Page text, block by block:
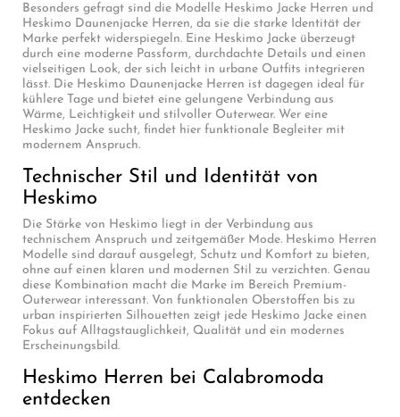
Besonders gefragt sind die Modelle Heskimo Jacke Herren und
Heskimo Daunenjacke Herren, da sie die starke Identität der
Marke perfekt widerspiegeln. Eine Heskimo Jacke überzeugt
durch eine moderne Passform, durchdachte Details und einen
vielseitigen Look, der sich leicht in urbane Outfits integrieren
lässt. Die Heskimo Daunenjacke Herren ist dagegen ideal für
kühlere Tage und bietet eine gelungene Verbindung aus
Wärme, Leichtigkeit und stilvoller Outerwear. Wer eine
Heskimo Jacke sucht, findet hier funktionale Begleiter mit
modernem Anspruch.
Technischer Stil und Identität von
Heskimo
Die Stärke von Heskimo liegt in der Verbindung aus
technischem Anspruch und zeitgemäßer Mode. Heskimo Herren
Modelle sind darauf ausgelegt, Schutz und Komfort zu bieten,
ohne auf einen klaren und modernen Stil zu verzichten. Genau
diese Kombination macht die Marke im Bereich Premium-
Outerwear interessant. Von funktionalen Oberstoffen bis zu
urban inspirierten Silhouetten zeigt jede Heskimo Jacke einen
Fokus auf Alltagstauglichkeit, Qualität und ein modernes
Erscheinungsbild.
Heskimo Herren bei Calabromoda
entdecken